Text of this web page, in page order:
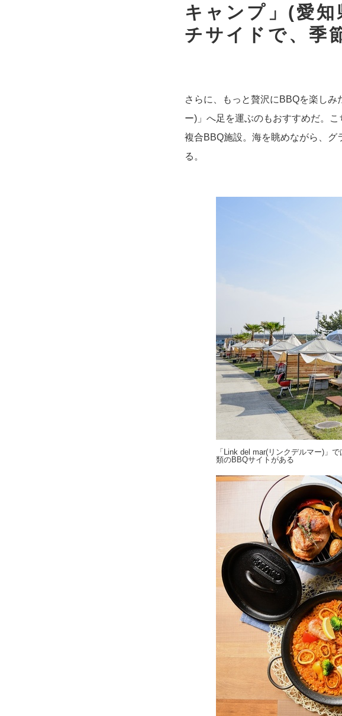
キャンプ」(愛
チサイドで、季
さらに、もっと贅沢にBBQを楽し
ー)」へ足を運ぶのもおすすめだ。
複合BBQ施設。海を眺めながら、グ
る。
「Link del mar(リンクデルマー)」
類のBBQサイトがある